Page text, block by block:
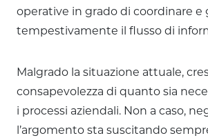
operative in grado di coordinare e
tempestivamente il flusso di
Malgrado la situazione attuale,
consapevolezza di quanto sia
i processi aziendali. Non a caso,
l’argomento sta suscitando